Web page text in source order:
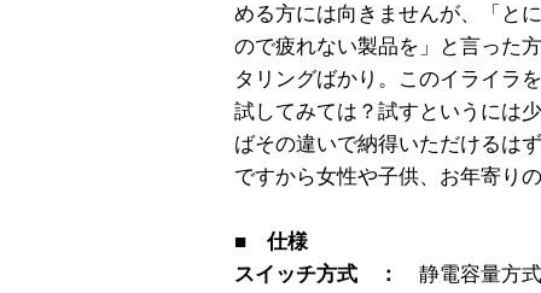
める方には向きませんが、「と
ので疲れない製品を」と言った
タリングばかり。このイライラ
試してみては？試すというには
ばその違いで納得いただけるは
ですから女性や子供、お年寄り
■ 仕様
スイッチ方式 ：
静電容量方式